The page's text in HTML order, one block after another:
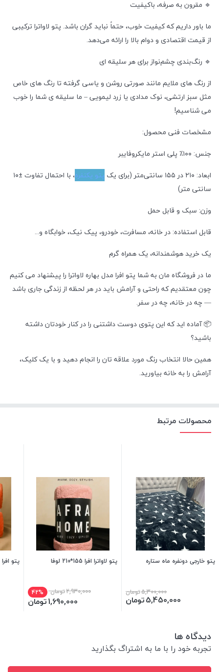
🔹 مقرون به صرفه، باکیفیت
ما باور داریم که کیفیت خوب، حتماً نباید گران باشد. پتو لاواترا ترکیبی
از قیمت اقتصادی و دوام بالا را ارائه می‌دهد.
🔹 رنگ‌بندی چشم‌نواز برای هر سلیقه ای
از رنگ های ملایم مانند صورتی روشن و یاسی گرفته تا رنگ های خاص
مثل سبز ارتشی، نوک مدادی یا زرد لیمویی – ما سلیقه ی شما را خوب
می شناسیم!
مشخصات فنی محصول:
جنس: ۱۰۰٪ پلی استر مایکروفایبر
ابعاد: ۲۱۰ در ۱۵۵ سانتی‌متر (برای یک
پتو یکنفره
، با احتمال تفاوت ±۱۰
سانتی متر)
وزن: سبک و قابل حمل
قابل استفاده: در خانه، مسافرت، خودرو، پیک نیک، خوابگاه و...
یک خرید هوشمندانه، یک همراه گرم
ما در فروشگاه مان به شما پتو افرا مدل بهاره لاواترا را پیشنهاد می کنیم
چون معتقدیم که راحتی و آرامش باید در هر لحظه از زندگی جاری باشد
— چه در خانه، چه در سفر.
📦 آماده اید که این پتوی دوست داشتنی را در کنار خودتان داشته
باشید؟
همین حالا انتخاب رنگ مورد علاقه تان را انجام دهید و با یک کلیک،
آرامش را به خانه بیاورید.
محصولات مرتبط
پتو خارجی دونفره ماه ستاره
5,300,000تومان
5,450,000تومان
پتو لاواترا افرا 155*210 لوفا
2,930,000تومان 42%
1,690,000تومان
پتو
دیدگاه ها
تجربه خود را با ما به اشتراگ بگذارید